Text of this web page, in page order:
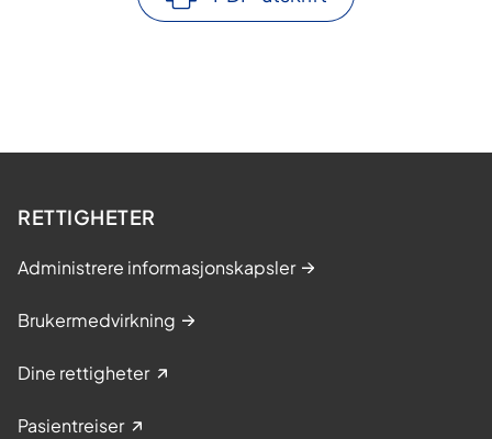
RETTIGHETER
Administrere informasjonskapsler
Brukermedvirkning
Dine rettigheter
Pasientreiser